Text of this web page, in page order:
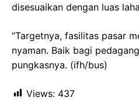
disesuaikan dengan luas
“Targetnya, fasilitas pasar
nyaman. Baik bagi
pungkasnya. (ifh/bus)
Views: 437